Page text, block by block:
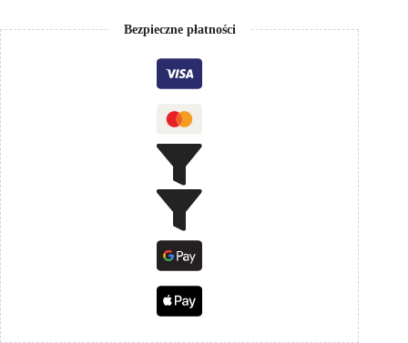
basenu
Vulcan
FlowLine
Tytan
3kW
220V
Bezpieczne płatności